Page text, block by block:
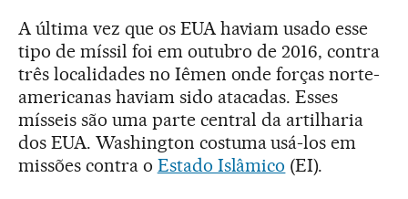
A última vez que os EUA haviam usado esse
tipo de míssil foi em outubro de 2016, contra
três localidades no Iêmen onde forças norte-
americanas haviam sido atacadas. Esses
mísseis são uma parte central da artilharia
dos EUA. Washington costuma usá-los em
missões contra o Estado Islâmico (EI).